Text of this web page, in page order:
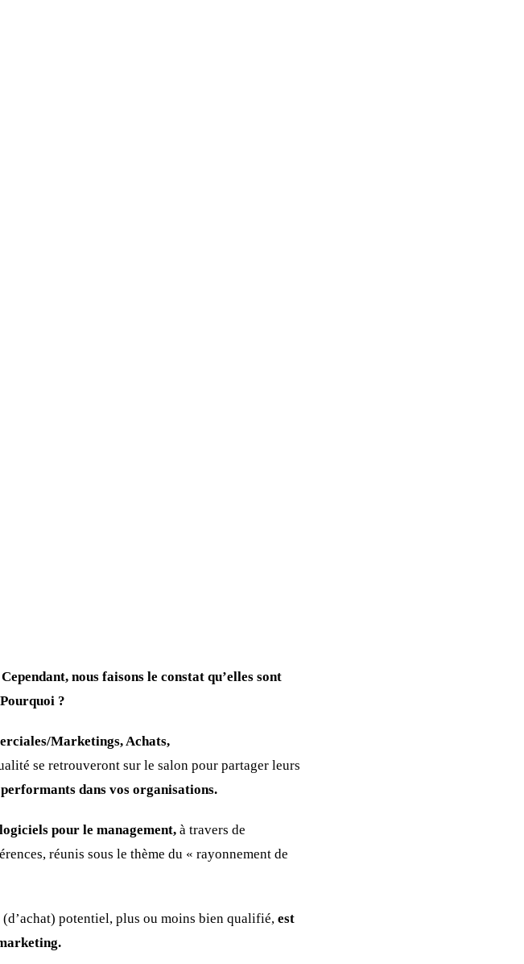
nous faisons le constat qu’elles sont
?
Marketings, Achats,
se retrouveront sur le salon pour partager leurs
dans vos organisations.
pour le management, à travers de
réunis sous le thème du « rayonnement de
potentiel, plus ou moins bien qualifié, est